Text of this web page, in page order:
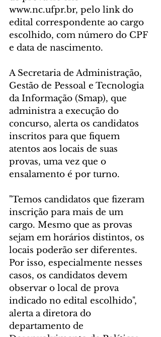
www.nc.ufpr.br, pelo link do
edital correspondente ao cargo
escolhido, com número do CPF
e data de nascimento.
A Secretaria de Administração,
Gestão de Pessoal e Tecnologia
da Informação (Smap), que
administra a execução do
concurso, alerta os candidatos
inscritos para que fiquem
atentos aos locais de suas
provas, uma vez que o
ensalamento é por turno.
"Temos candidatos que fizeram
inscrição para mais de um
cargo. Mesmo que as provas
sejam em horários distintos, os
locais poderão ser diferentes.
Por isso, especialmente nesses
casos, os candidatos devem
observar o local de prova
indicado no edital escolhido",
alerta a diretora do
departamento de